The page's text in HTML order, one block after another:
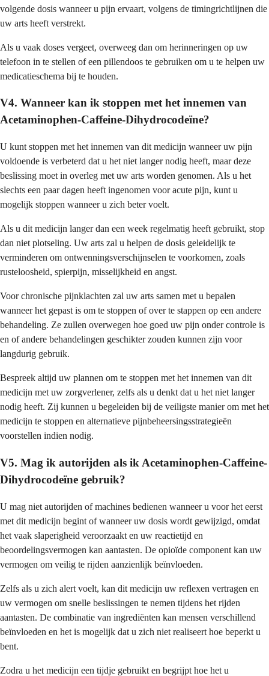
volgende dosis wanneer u pijn ervaart, volgens de timingrichtlijnen die
uw arts heeft verstrekt.
Als u vaak doses vergeet, overweeg dan om herinneringen op uw
telefoon in te stellen of een pillendoos te gebruiken om u te helpen uw
medicatieschema bij te houden.
V4. Wanneer kan ik stoppen met het innemen van
Acetaminophen-Caffeine-Dihydrocodeïne?
U kunt stoppen met het innemen van dit medicijn wanneer uw pijn
voldoende is verbeterd dat u het niet langer nodig heeft, maar deze
beslissing moet in overleg met uw arts worden genomen. Als u het
slechts een paar dagen heeft ingenomen voor acute pijn, kunt u
mogelijk stoppen wanneer u zich beter voelt.
Als u dit medicijn langer dan een week regelmatig heeft gebruikt, stop
dan niet plotseling. Uw arts zal u helpen de dosis geleidelijk te
verminderen om ontwenningsverschijnselen te voorkomen, zoals
rusteloosheid, spierpijn, misselijkheid en angst.
Voor chronische pijnklachten zal uw arts samen met u bepalen
wanneer het gepast is om te stoppen of over te stappen op een andere
behandeling. Ze zullen overwegen hoe goed uw pijn onder controle is
en of andere behandelingen geschikter zouden kunnen zijn voor
langdurig gebruik.
Bespreek altijd uw plannen om te stoppen met het innemen van dit
medicijn met uw zorgverlener, zelfs als u denkt dat u het niet langer
nodig heeft. Zij kunnen u begeleiden bij de veiligste manier om met het
medicijn te stoppen en alternatieve pijnbeheersingsstrategieën
voorstellen indien nodig.
V5. Mag ik autorijden als ik Acetaminophen-Caffeine-
Dihydrocodeïne gebruik?
U mag niet autorijden of machines bedienen wanneer u voor het eerst
met dit medicijn begint of wanneer uw dosis wordt gewijzigd, omdat
het vaak slaperigheid veroorzaakt en uw reactietijd en
beoordelingsvermogen kan aantasten. De opioïde component kan uw
vermogen om veilig te rijden aanzienlijk beïnvloeden.
Zelfs als u zich alert voelt, kan dit medicijn uw reflexen vertragen en
uw vermogen om snelle beslissingen te nemen tijdens het rijden
aantasten. De combinatie van ingrediënten kan mensen verschillend
beïnvloeden en het is mogelijk dat u zich niet realiseert hoe beperkt u
bent.
Zodra u het medicijn een tijdje gebruikt en begrijpt hoe het u